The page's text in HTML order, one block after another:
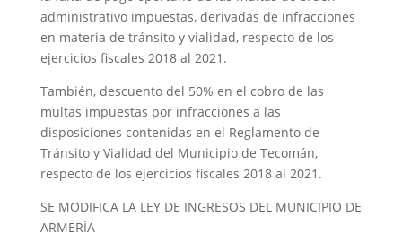
administrativo impuestas, derivadas de infracciones
en materia de tránsito y vialidad, respecto de los
ejercicios fiscales 2018 al 2021.
También, descuento del 50% en el cobro de las
multas impuestas por infracciones a las
disposiciones contenidas en el Reglamento de
Tránsito y Vialidad del Municipio de Tecomán,
respecto de los ejercicios fiscales 2018 al 2021.
SE MODIFICA LA LEY DE INGRESOS DEL MUNICIPIO DE
ARMERÍA